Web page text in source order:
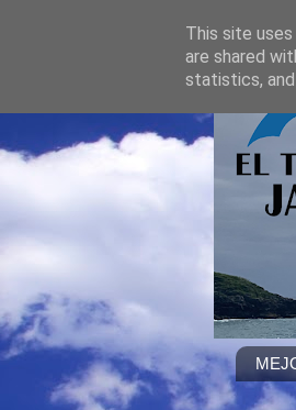
This site
are shared
statistics,